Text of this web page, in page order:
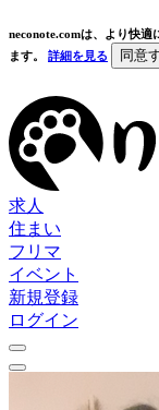
neconote.comは、より快
ます。 詳細を見る 同意
求人
住まい
フリマ
イベント
新規登録
ログイン